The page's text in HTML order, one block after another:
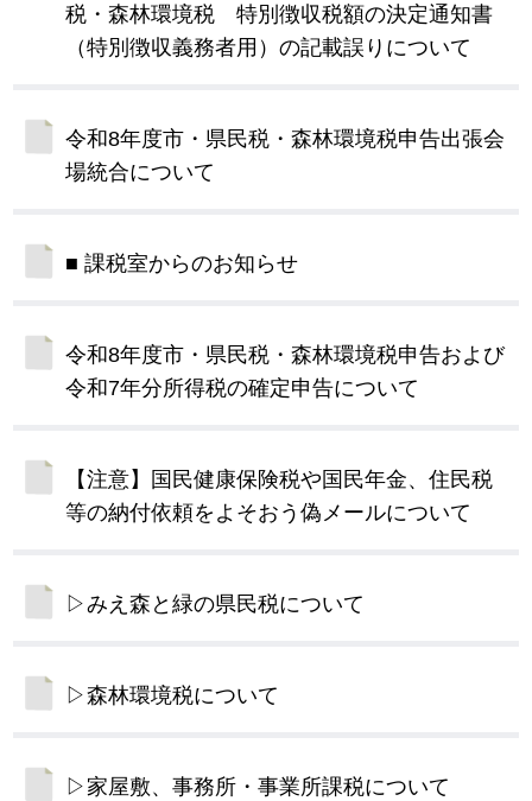
税・森林環境税 特別徴収税額の決定通知書
（特別徴収義務者用）の記載誤りについて
令和8年度市・県民税・森林環境税申告出張会
場統合について
■ 課税室からのお知らせ
令和8年度市・県民税・森林環境税申告および
令和7年分所得税の確定申告について
【注意】国民健康保険税や国民年金、住民税
等の納付依頼をよそおう偽メールについて
▷みえ森と緑の県民税について
▷森林環境税について
▷家屋敷、事務所・事業所課税について